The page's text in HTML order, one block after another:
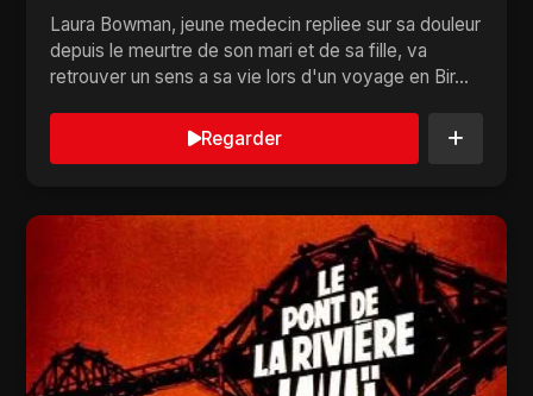
Laura Bowman, jeune medecin repliee sur sa douleur
depuis le meurtre de son mari et de sa fille, va
retrouver un sens a sa vie lors d'un voyage en Bir...
Regarder